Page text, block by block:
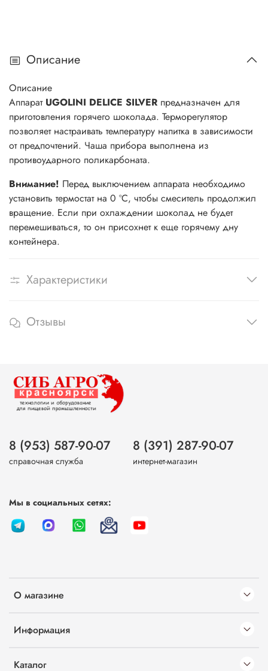
Описание
Описание
Аппарат UGOLINI DELICE SILVER предназначен для
приготовления горячего шоколада. Терморегулятор
позволяет настраивать температуру напитка в зависимости
от предпочтений. Чаша прибора выполнена из
противоударного поликарбоната.
Внимание! Перед выключением аппарата необходимо
установить термостат на 0 ºС, чтобы смеситель продолжил
вращение. Если при охлаждении шоколад не будет
перемешиваться, то он присохнет к еще горячему дну
контейнера.
Характеристики
Отзывы
О магазине
Информация
Каталог
8 (953) 587-90-07
справочная служба
8 (391) 287-90-07
интернет-магазин
Мы в социальных сетях: